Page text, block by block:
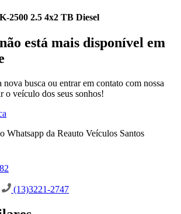
2500 2.5 4x2 TB Diesel
está mais disponível em
nova busca ou entrar em contato com nossa
o veículo dos seus sonhos!
Whatsapp da Reauto Veículos Santos
(13)3221-2747